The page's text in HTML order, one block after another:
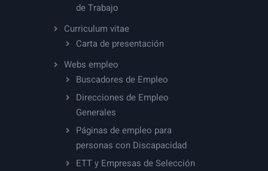
de Trabajo
Curriculum vitae
Carta de presentación
Webs empleo
Buscadores de Empleo
Direcciones de Empleo
Generales
Páginas de empleo para
personas con Discapacidad
ETT y Empresas de Selección